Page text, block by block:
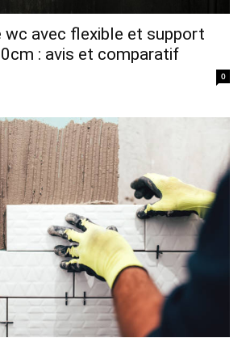
wc avec flexible et support
: avis et comparatif
0